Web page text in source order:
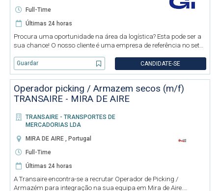
Full-Time
Últimas 24 horas
Procura uma oportunidade na área da logística? Esta pode ser a
sua chance! O nosso cliente é uma empresa de referência no setor
zona de Vialonga. Temos uma vaga para o horário: 2º a 6
Guardar CANDIDATE-SE
Operador picking / Armazem secos (m/f)
TRANSAIRE - MIRA DE AIRE
TRANSAIRE - TRANSPORTES DE
MERCADORIAS LDA
MIRA DE AIRE , Portugal
Full-Time
Últimas 24 horas
A Transaire encontra-se a recrutar Operador de Picking /
Armazém para integração na sua equipa em Mira de Aire.